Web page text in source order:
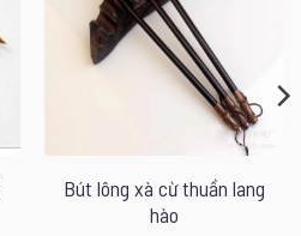
Bút lông xà cừ thuần lang
hào